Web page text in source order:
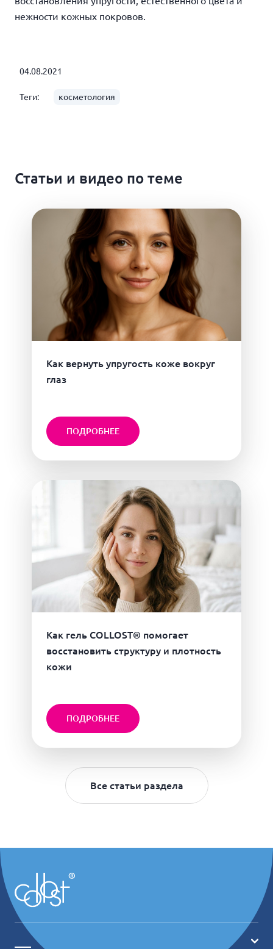
нежности кожных покровов.
04.08.2021
Теги: косметология
Статьи и видео по теме
Все статьи раздела
Как вернуть упругость коже вокруг
глаз
ПОДРОБНЕЕ
Как гель COLLOST® помогает
восстановить структуру и плотность
кожи
ПОДРОБНЕЕ